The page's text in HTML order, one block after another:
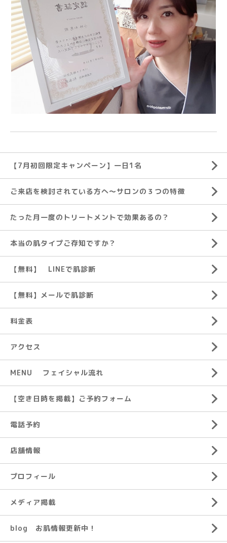
【7月初回限定キャンペーン】一日1名
ご来店を検討されている方へ～サロンの３つの特徴
たった月一度のトリートメントで効果あるの？
本当の肌タイプご存知ですか？
【無料】 LINEで肌診断
【無料】メールで肌診断
料金表
アクセス
MENU フェイシャル流れ
【空き日時を掲載】ご予約フォーム
電話予約
店舗情報
プロフィール
メディア掲載
blog お肌情報更新中！